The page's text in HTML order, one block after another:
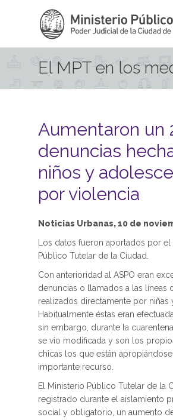
El MPT en los
Aumentaron un
denuncias
niños y
por violencia
Noticias Urbanas, 10 de
Los datos fueron aportados por el
Público Tutelar de la Ciudad.
Con anterioridad al ASPO eran
denuncias o llamados a las líneas
realizados directamente por niñas
Habitualmente éstas eran
sin embargo, durante la
se vio modificada y son los
chicas los que están
importante recurso.
El Ministerio Público Tutelar de la
registrado durante el aislamiento
social y obligatorio, un aumento